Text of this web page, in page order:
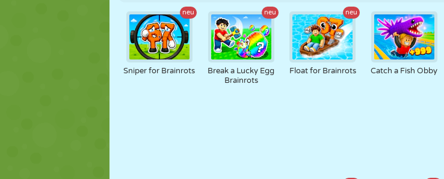
neu
Sniper for Brainrots
neu
Break a Lucky Egg
Brainrots
neu
Float for Brainrots Catch a Fish Obby